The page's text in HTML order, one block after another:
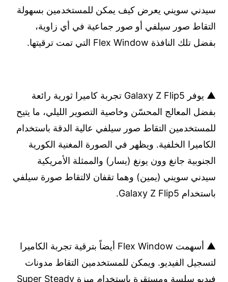
سيدني سويني يعرض كيف يمكن للمستخدمين بسهولة
التقاط صور سيلفي أو صور جماعية في أي زاوية،
بفضل تلك النافذة Flex Window التي تمت ترقيتها.
▲ يوفر Galaxy Z Flip5 تجربة كاميرا ثورية رائعة
بفضل المعالج المحسّن وخاصية التصوير الليلي، ما يتيح
للمستخدمين التقاط صور سيلفي عالية الدقة باستخدام
الكاميرا الخلفية. ويظهر في الصورة المغنية الكورية
الجنوبية جانغ وون يونغ (يسار) والممثلة الأمريكية
سيدني سويني (يمين) وهما تقفان لالتقاط صورة سيلفي
باستخدام Galaxy Z Flip5.
▲ أسهمت Flex Window أيضاً بترقية تجربة الكاميرا
لتسجيل الفيديو. ويمكن للمستخدمين التقاط مدونات
فيديو سلسة ومستقرة باستخدام ميزة Super Steady